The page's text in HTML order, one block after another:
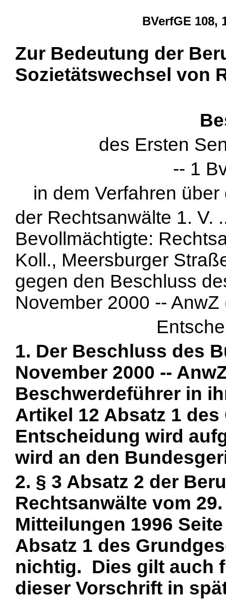
BVerfGE 108,
Zur Bedeutung der
Sozietätswechsel von
des Ersten
-- 1
in dem Verfahren
der Rechtsanwälte 1. V.
Bevollmächtigte:
Koll., Meersburger
gegen den Beschluss
November 2000 -- AnwZ
1. Der Beschluss des
November 2000 --
Beschwerdeführer in
Artikel 12 Absatz 1
Entscheidung wird
wird an den
2. § 3 Absatz 2 der
Rechtsanwälte vom
Mitteilungen 1996
Absatz 1 des
nichtig. Dies gilt auch
dieser Vorschrift in